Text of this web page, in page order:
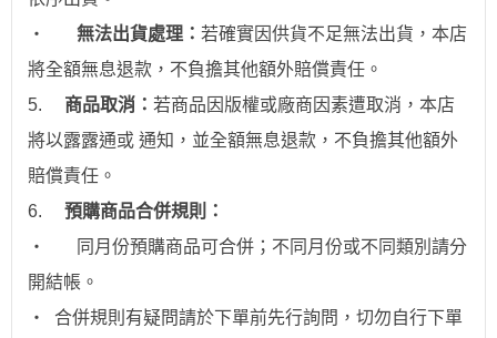
‧
無法出貨處理： 若確實因供貨不足無法出貨，本店
將全額無息退款，不負擔其他額外賠償責任。
5.
商品取消： 若商品因版權或廠商因素遭取消，本店
將以露露通或 通知，並全額無息退款 ，不負擔其他額外
賠償責任。
6.
預購商品合併規則：
‧
同月份預購商品可合併；不同月份或不同類別請分
開結帳。
‧ 合併規則有疑問請於下單前先行詢問，切勿自行下單